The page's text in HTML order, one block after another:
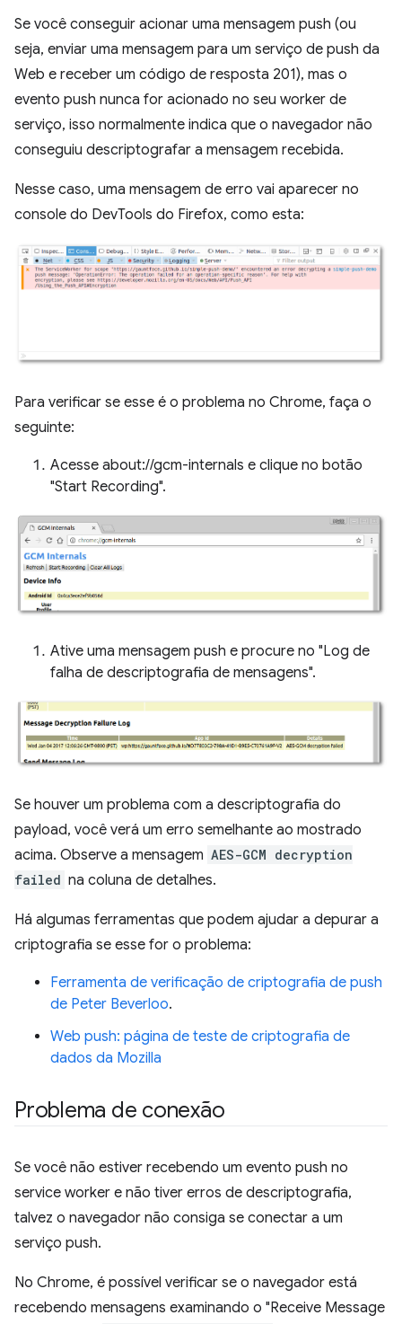
Se você conseguir acionar uma mensagem push (ou
seja, enviar uma mensagem para um serviço de push da
Web e receber um código de resposta 201), mas o
evento push nunca for acionado no seu worker de
serviço, isso normalmente indica que o navegador não
conseguiu descriptografar a mensagem recebida.
Nesse caso, uma mensagem de erro vai aparecer no
console do DevTools do Firefox, como esta:
Para verificar se esse é o problema no Chrome, faça o
seguinte:
Acesse about://gcm-internals e clique no botão
"Start Recording".
Ative uma mensagem push e procure no "Log de
falha de descriptografia de mensagens".
Se houver um problema com a descriptografia do
payload, você verá um erro semelhante ao mostrado
acima. Observe a mensagem AES-GCM decryption
failed na coluna de detalhes.
Há algumas ferramentas que podem ajudar a depurar a
criptografia se esse for o problema:
Ferramenta de verificação de criptografia de push
de Peter Beverloo.
Web push: página de teste de criptografia de
dados da Mozilla
Problema de conexão
Se você não estiver recebendo um evento push no
service worker e não tiver erros de descriptografia,
talvez o navegador não consiga se conectar a um
serviço push.
No Chrome, é possível verificar se o navegador está
recebendo mensagens examinando o "Receive Message